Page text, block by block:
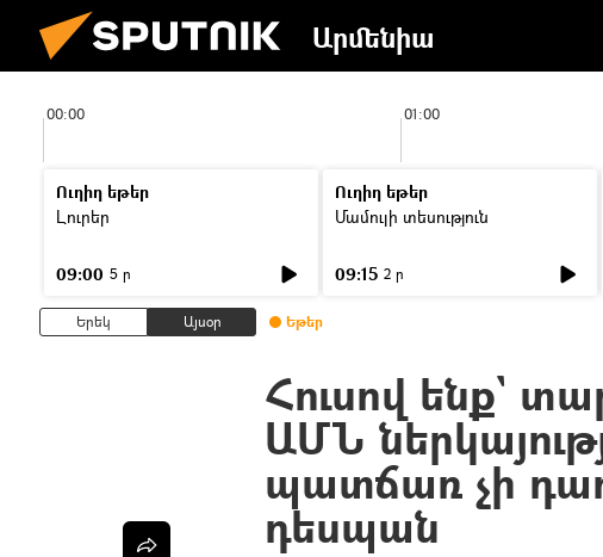
Արմենիա
00:00 01:00
Ուղիղ եթեր
Լուրեր
09:00 5 ր
Ուղիղ եթեր
Մամուլի տեսություն
09:15 2 ր
Երեկ Այսօր Եթեր
Հուսով ենք`
ԱՄՆ
պատճառ չի
դեսպան